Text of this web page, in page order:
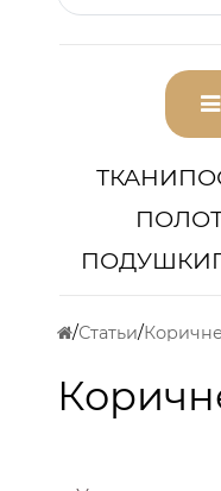
ТКАНИ
ПОДУШКИ
Статьи